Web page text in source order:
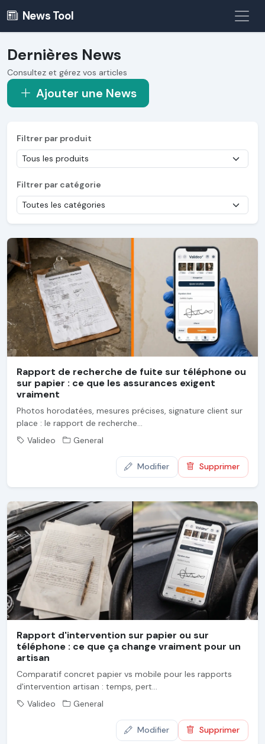
News Tool
Dernières News
Consultez et gérez vos articles
Ajouter une News
Filtrer par produit
Filtrer par catégorie
Rapport de recherche de fuite sur téléphone ou
sur papier : ce que les assurances exigent
vraiment
Photos horodatées, mesures précises, signature client sur
place : le rapport de recherche...
Valideo
General
Modifier Supprimer
Rapport d'intervention sur papier ou sur
téléphone : ce que ça change vraiment pour un
artisan
Comparatif concret papier vs mobile pour les rapports
d'intervention artisan : temps, pert...
Valideo
General
Modifier Supprimer